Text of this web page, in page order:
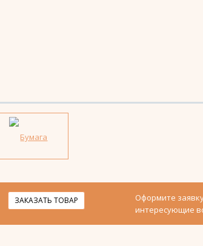
ЗАКАЗАТЬ ТОВАР
Оформите
интересующие